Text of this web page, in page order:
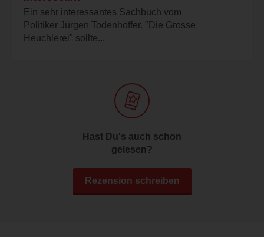
Ein sehr interessantes Sachbuch vom
Politiker Jürgen Todenhöffer. "Die Grosse
Heuchlerei" sollte...
Hast Du's auch schon
gelesen?
Rezension schreiben